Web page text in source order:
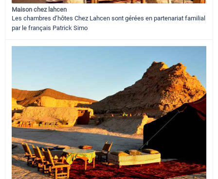
Maison chez lahcen
Les chambres d’hôtes Chez Lahcen sont gérées en partenariat familial
par le français Patrick Simo